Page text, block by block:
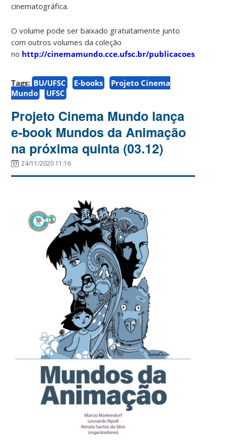
cinematográfica.
O volume pode ser baixado gratuitamente junto
com outros volumes da coleção
no http://cinemamundo.cce.ufsc.br/publicacoes/
Tags: BU/UFSC E-books
Projeto Cinema
Mundo
UFSC
Projeto Cinema Mundo lança
e-book Mundos da Animação
na próxima quinta (03.12)
24/11/2020 11:16